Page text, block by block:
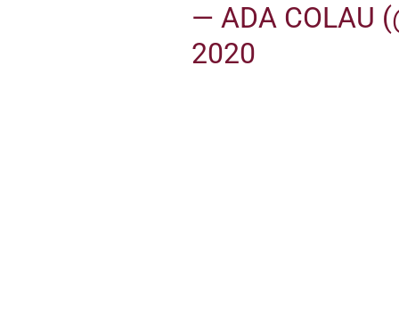
— ADA COLAU
2020